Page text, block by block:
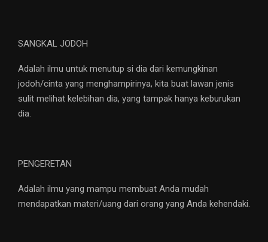
SANGKAL JODOH
Adalah ilmu untuk menutup si dia dari kemungkinan
jodoh/cinta yang menghampirinya, kita buat lawan jenis
sulit melihat kelebihan dia, yang tampak hanya keburukan
dia.
PENGERETAN
Adalah ilmu yang mampu membuat Anda mudah
mendapatkan materi/uang dari orang yang Anda kehendaki.